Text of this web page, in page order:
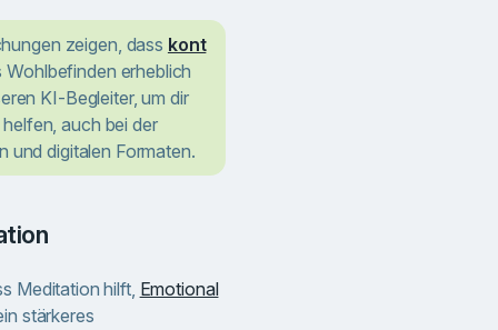
zeigen, dass kont
erheblich
KI-Begleiter, um dir
auch bei der
und digitalen Formaten.
Meditation hilft, Emotional
stärkeres